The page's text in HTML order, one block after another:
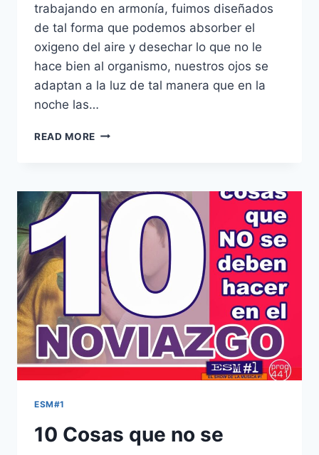
trabajando en armonía, fuimos diseñados
de tal forma que podemos absorber el
oxigeno del aire y desechar lo que no le
hace bien al organismo, nuestros ojos se
adaptan a la luz de tal manera que en la
noche las…
READ MORE 10
VALIOSO
TODO
SER
HUMANO
ESM#1
10 Cosas que no se